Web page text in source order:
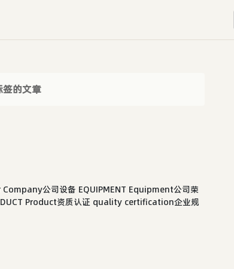
签的文章
公司设备 EQUIPMENT Equipment公司荣
Product资质认证 quality certification企业规